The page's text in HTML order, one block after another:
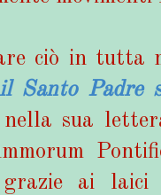
ciò in tutta
il Santo Padre
sua
grazie ai